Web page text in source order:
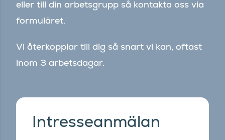
eller till din arbetsgrupp så kontakta oss via
formuläret.
Vi återkopplar till dig så snart vi kan, oftast
inom 3 arbetsdagar.